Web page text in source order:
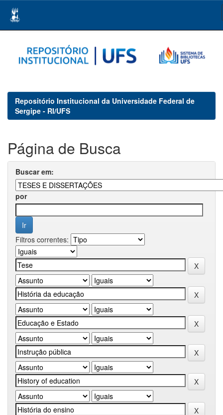
navigation
Repositório Institucional da Universidade Federal de
Sergipe - RI/UFS
Página de Busca
Buscar em:
por
Filtros correntes: